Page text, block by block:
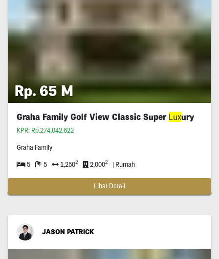
Rp. 65 M
Graha Family Golf View Classic Super Luxury
KPR: Rp.274,042,622
Graha Family
5 5 1,2502 2,0002 | Rumah
Lihat Detail
JASON PATRICK